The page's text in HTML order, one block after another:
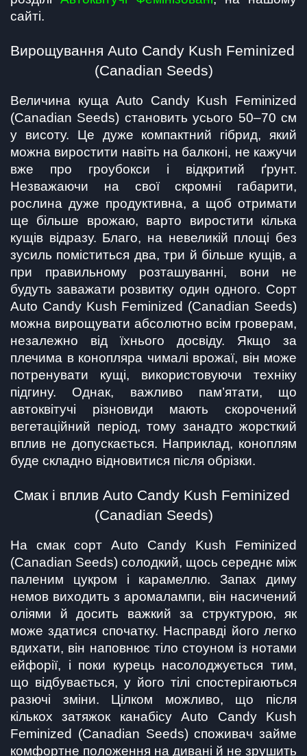
сайті.
Вирощування Auto Candy Kush Feminized
(Canadian Seeds)
Величина куща Auto Candy Kush Feminized
(Canadian Seeds) становить усього 50–70 см
у висоту. Це дуже компактний гібрид, який
можна виростити навіть на балконі, не кажучи
вже про гроубокси і відкритий ґрунт.
Незважаючи на свої скромні габарити,
рослина дуже продуктивна, а щоб отримати
ще більше врожаю, варто виростити кілька
кущів відразу. Благо, на невеликій площі без
зусиль поміститься два, три й більше кущів, а
при правильному розташуванні, вони не
будуть заважати розвитку один одного. Сорт
Auto Candy Kush Feminized (Canadian Seeds)
можна вирощувати абсолютно всім гроверам,
незалежно від їхнього досвіду. Якщо за
плечима в конопляра чималі врожаї, він може
потренувати кущі, використовуючи техніку
підгину. Однак, важливо пам’ятати, що
автоквітучі різновиди мають скорочений
вегетаційний період, тому занадто жорсткий
вплив не допускається. Наприклад, коноплям
буде складно відновитися після обрізки.
Смак і вплив Auto Candy Kush Feminized
(Canadian Seeds)
На смак сорт Auto Candy Kush Feminized
(Canadian Seeds) солодкий, щось середнє між
паленим цукром і карамеллю. Запах диму
немов виходить з аромалампи, він насичений
оліями й досить важкий за структурою, як
може здатися спочатку. Насправді його легко
вдихати, він наповнює тіло стоуном із нотами
ейфорії, і поки курець насолоджується тим,
що відбувається, у його тілі спостерігаються
разючі зміни. Цілком можливо, що після
кількох затяжок канабісу Auto Candy Kush
Feminized (Canadian Seeds) споживач займе
комфортне положення на дивані й не зрушить